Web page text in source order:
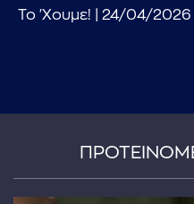
Το 'Χουμε! | 24/04/2026